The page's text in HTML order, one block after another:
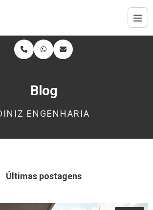
Blog
ENGENHARIA
Últimas postagens